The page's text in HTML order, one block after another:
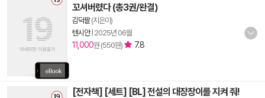
꼬셔버렸다 (총3권/완결)
김덕팔(지은이)
텐시안| 2025년 06월
11,000원 (550원) 7.8
[전자책] [세트] [BL] 전설의 대장장이를 지켜 줘!